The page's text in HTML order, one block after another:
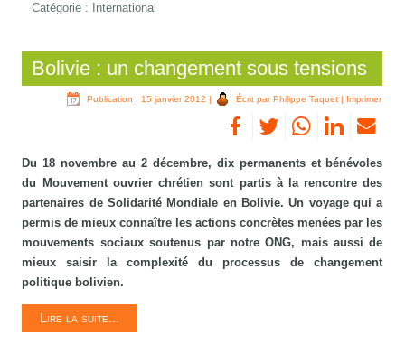
Catégorie : International
Bolivie : un changement sous tensions
Publication : 15 janvier 2012 | Écrit par Philippe Taquet | Imprimer
Du 18 novembre au 2 décembre, dix permanents et bénévoles
du Mouvement ouvrier chrétien sont partis à la rencontre des
partenaires de Solidarité Mondiale en Bolivie. Un voyage qui a
permis de mieux connaître les actions concrètes menées par les
mouvements sociaux soutenus par notre ONG, mais aussi de
mieux saisir la complexité du processus de changement
politique bolivien.
Lire la suite...